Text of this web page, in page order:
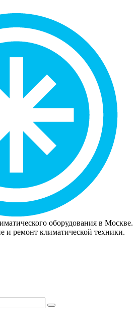
оборудования в Москве.
и ремонт климатической техники.